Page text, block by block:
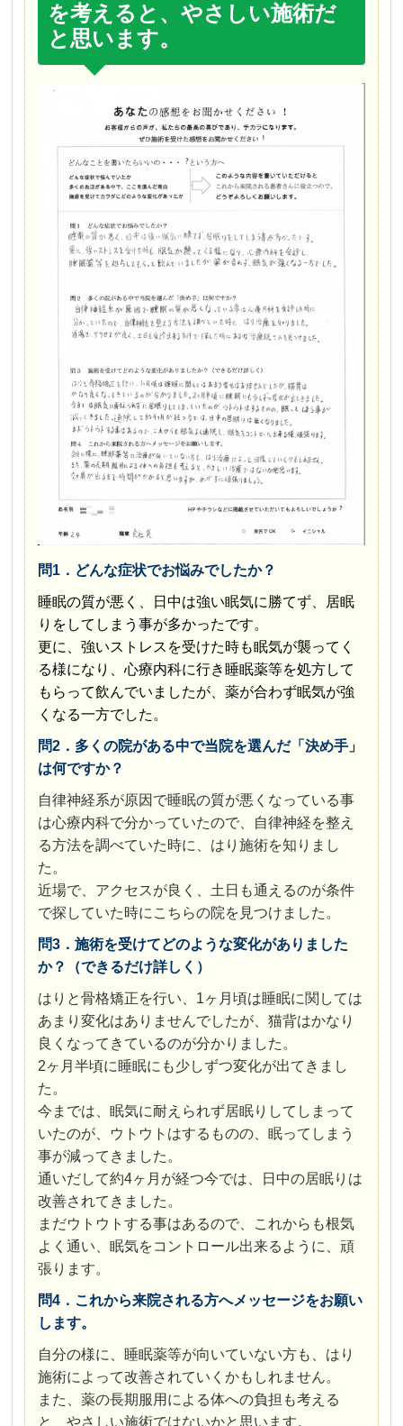
を考えると、やさしい施術だ
と思います。
問1．どんな症状でお悩みでしたか？
睡眠の質が悪く、日中は強い眠気に勝てず、居眠
りをしてしまう事が多かったです。
更に、強いストレスを受けた時も眠気が襲ってく
る様になり、心療内科に行き睡眠薬等を処方して
もらって飲んでいましたが、薬が合わず眠気が強
くなる一方でした。
問2．多くの院がある中で当院を選んだ「決め手」
は何ですか？
自律神経系が原因で睡眠の質が悪くなっている事
は心療内科で分かっていたので、自律神経を整え
る方法を調べていた時に、はり施術を知りまし
た。
近場で、アクセスが良く、土日も通えるのが条件
で探していた時にこちらの院を見つけました。
問3．施術を受けてどのような変化がありました
か？（できるだけ詳しく）
はりと骨格矯正を行い、1ヶ月頃は睡眠に関しては
あまり変化はありませんでしたが、猫背はかなり
良くなってきているのが分かりました。
2ヶ月半頃に睡眠にも少しずつ変化が出てきまし
た。
今までは、眠気に耐えられず居眠りしてしまって
いたのが、ウトウトはするものの、眠ってしまう
事が減ってきました。
通いだして約4ヶ月が経つ今では、日中の居眠りは
改善されてきました。
まだウトウトする事はあるので、これからも根気
よく通い、眠気をコントロール出来るように、頑
張ります。
問4．これから来院される方へメッセージをお願い
します。
自分の様に、睡眠薬等が向いていない方も、はり
施術によって改善されていくかもしれません。
また、薬の長期服用による体への負担も考える
と、やさしい施術ではないかと思います。